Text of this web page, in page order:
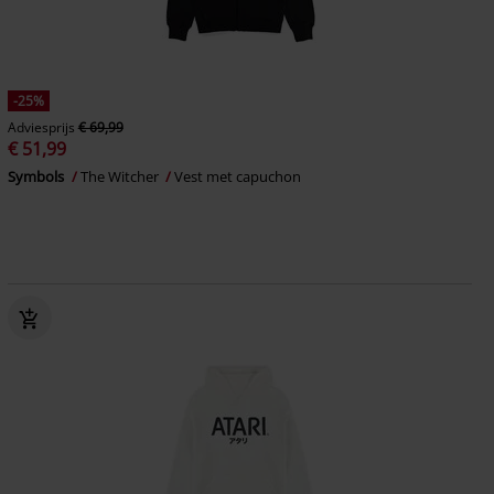
-25%
Adviesprijs € 69,99
€ 51,99
Symbols The Witcher Vest met capuchon